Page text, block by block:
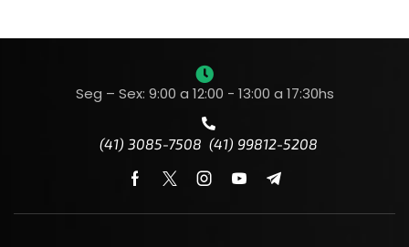
Seg – Sex: 9:00 a 12:00 - 13:00 a 17:30hs
(41) 3085-7508 (41) 99812-5208